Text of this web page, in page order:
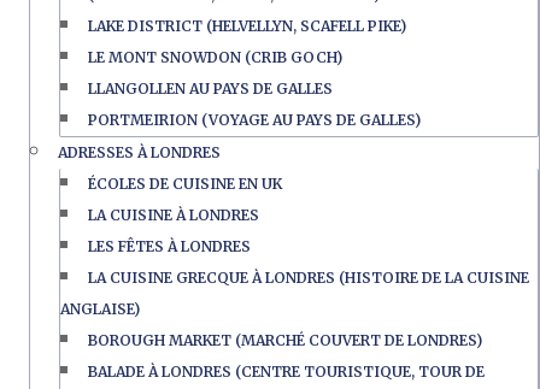
LAKE DISTRICT (HELVELLYN, SCAFELL PIKE)
LE MONT SNOWDON (CRIB GOCH)
LLANGOLLEN AU PAYS DE GALLES
PORTMEIRION (VOYAGE AU PAYS DE GALLES)
ADRESSES À LONDRES
ÉCOLES DE CUISINE EN UK
LA CUISINE À LONDRES
LES FÊTES À LONDRES
LA CUISINE GRECQUE À LONDRES (HISTOIRE DE LA CUISINE
ANGLAISE)
BOROUGH MARKET (MARCHÉ COUVERT DE LONDRES)
BALADE À LONDRES (CENTRE TOURISTIQUE, TOUR DE